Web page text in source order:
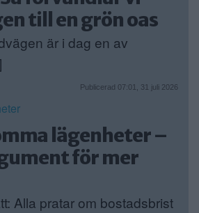
till en grön oas
är i dag en av
Publicerad 07:01, 31 juli 2026
lägenheter –
för mer
Alla pratar om bostadsbrist